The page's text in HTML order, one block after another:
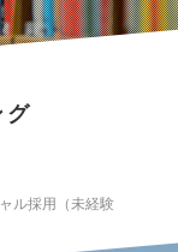
ル採用（未経験